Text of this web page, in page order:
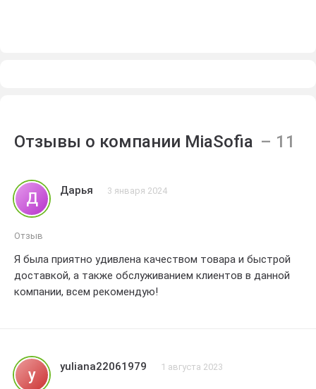
Отзывы о компании MiaSofia
Д Дарья 3 января 2024
Отзыв
Я была приятно удивлена качеством товара и быстрой
доставкой, а также обслуживанием клиентов в данной
компании, всем рекомендую!
y yuliana22061979 1 августа 2023